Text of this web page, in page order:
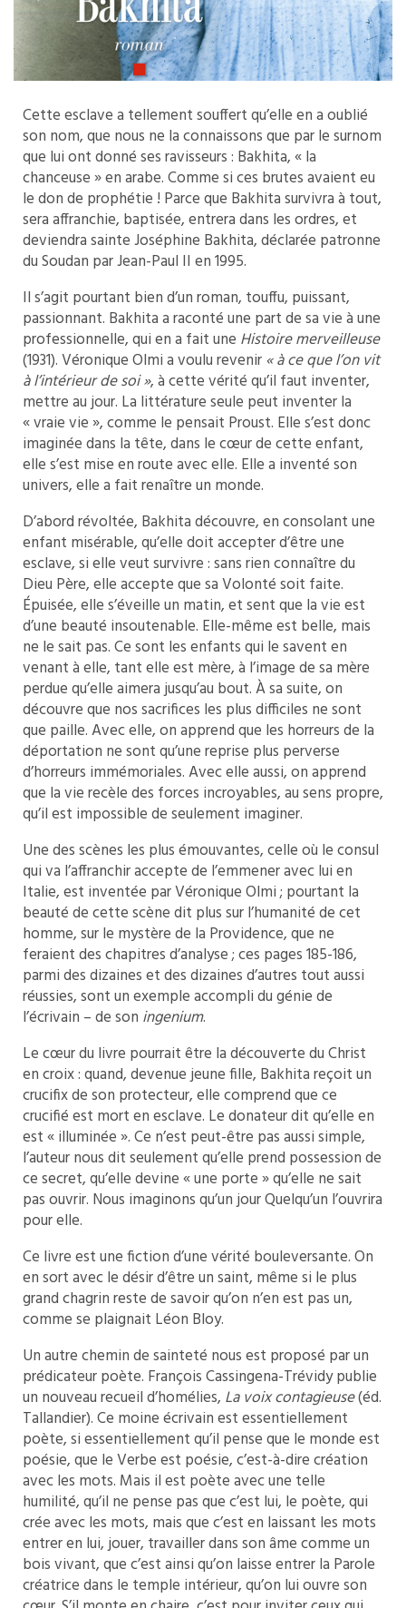
Cette esclave a tellement souffert qu’elle en a oublié
son nom, que nous ne la connaissons que par le surnom
que lui ont donné ses ravisseurs : Bakhita, « la
chanceuse » en arabe. Comme si ces brutes avaient eu
le don de prophétie ! Parce que Bakhita survivra à tout,
sera affranchie, baptisée, entrera dans les ordres, et
deviendra sainte Joséphine Bakhita, déclarée patronne
du Soudan par Jean-Paul II en 1995.
Il s’agit pourtant bien d’un roman, touffu, puissant,
passionnant. Bakhita a raconté une part de sa vie à une
professionnelle, qui en a fait une Histoire merveilleuse
(1931). Véronique Olmi a voulu revenir« à ce que l’on vit
à l’intérieur de soi », à cette vérité qu’il faut inventer,
mettre au jour. La littérature seule peut inventer la
« vraie vie », comme le pensait Proust. Elle s’est donc
imaginée dans la tête, dans le cœur de cette enfant,
elle s’est mise en route avec elle. Elle a inventé son
univers, elle a fait renaître un monde.
D’abord révoltée, Bakhita découvre, en consolant une
enfant misérable, qu’elle doit accepter d’être une
esclave, si elle veut survivre : sans rien connaître du
Dieu Père, elle accepte que sa Volonté soit faite.
Épuisée, elle s’éveille un matin, et sent que la vie est
d’une beauté insoutenable. Elle-même est belle, mais
ne le sait pas. Ce sont les enfants qui le savent en
venant à elle, tant elle est mère, à l’image de sa mère
perdue qu’elle aimera jusqu’au bout. À sa suite, on
découvre que nos sacrifices les plus difficiles ne sont
que paille. Avec elle, on apprend que les horreurs de la
déportation ne sont qu’une reprise plus perverse
d’horreurs immémoriales. Avec elle aussi, on apprend
que la vie recèle des forces incroyables, au sens propre,
qu’il est impossible de seulement imaginer.
Une des scènes les plus émouvantes, celle où le consul
qui va l’affranchir accepte de l’emmener avec lui en
Italie, est inventée par Véronique Olmi ; pourtant la
beauté de cette scène dit plus sur l’humanité de cet
homme, sur le mystère de la Providence, que ne
feraient des chapitres d’analyse ; ces pages 185-186,
parmi des dizaines et des dizaines d’autres tout aussi
réussies, sont un exemple accompli du génie de
l’écrivain – de son ingenium.
Le cœur du livre pourrait être la découverte du Christ
en croix : quand, devenue jeune fille, Bakhita reçoit un
crucifix de son protecteur, elle comprend que ce
crucifié est mort en esclave. Le donateur dit qu’elle en
est « illuminée ». Ce n’est peut-être pas aussi simple,
l’auteur nous dit seulement qu’elle prend possession de
ce secret, qu’elle devine « une porte » qu’elle ne sait
pas ouvrir. Nous imaginons qu’un jour Quelqu’un l’ouvrira
pour elle.
Ce livre est une fiction d’une vérité bouleversante. On
en sort avec le désir d’être un saint, même si le plus
grand chagrin reste de savoir qu’on n’en est pas un,
comme se plaignait Léon Bloy.
Un autre chemin de sainteté nous est proposé par un
prédicateur poète. François Cassingena-Trévidy publie
un nouveau recueil d’homélies, La voix contagieuse(éd.
Tallandier). Ce moine écrivain est essentiellement
poète, si essentiellement qu’il pense que le monde est
poésie, que le Verbe est poésie, c’est-à-dire création
avec les mots. Mais il est poète avec une telle
humilité, qu’il ne pense pas que c’est lui, le poète, qui
crée avec les mots, mais que c’est en laissant les mots
entrer en lui, jouer, travailler dans son âme comme un
bois vivant, que c’est ainsi qu’on laisse entrer la Parole
créatrice dans le temple intérieur, qu’on lui ouvre son